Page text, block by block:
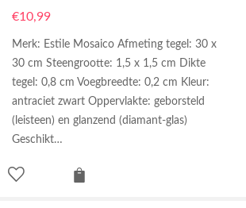
€10,99
Merk: Estile Mosaico Afmeting tegel: 30 x
30 cm Steengrootte: 1,5 x 1,5 cm Dikte
tegel: 0,8 cm Voegbreedte: 0,2 cm Kleur:
antraciet zwart Oppervlakte: geborsteld
(leisteen) en glanzend (diamant-glas)
Geschikt…